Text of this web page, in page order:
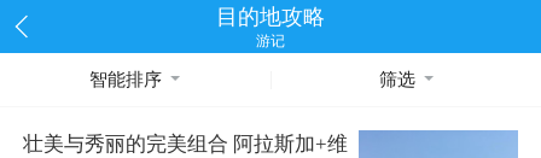
目的地攻略
游记
智能排序 筛选
壮美与秀丽的完美组合 阿拉斯加+维